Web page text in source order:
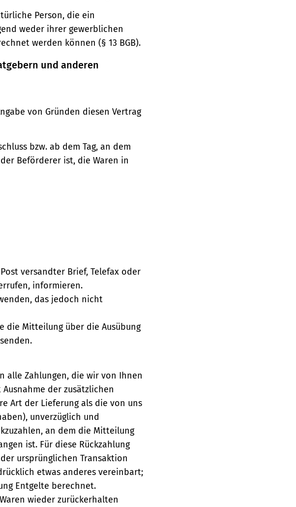
Person, die ein
weder ihrer gewerblichen
werden können (§ 13 BGB).
und anderen
von Gründen diesen Vertrag
bzw. ab dem Tag, an dem
Beförderer ist, die Waren in
versandter Brief, Telefax oder
informieren.
das jedoch nicht
die Mitteilung über die Ausübung
alle Zahlungen, die wir von Ihnen
der zusätzlichen
Art der Lieferung als die von uns
unverzüglich und
an dem die Mitteilung
ist. Für diese Rückzahlung
ursprünglichen Transaktion
etwas anderes vereinbart;
Entgelte berechnet.
wieder zurückerhalten